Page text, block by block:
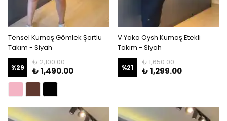
Tensel Kumaş Gömlek Şortlu
Takım - Siyah
%29
₺ 2,100.00
₺ 1,490.00
V Yaka Oysh Kumaş Etekli
Takım - Siyah
%21
₺ 1,650.00
₺ 1,299.00